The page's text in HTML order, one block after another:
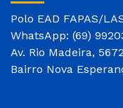
Polo EAD FAPAS/
WhatsApp: (69)
Av. Rio Madeira, 5672
Bairro Nova